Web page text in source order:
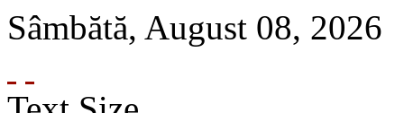
Sâmbătă, August 08, 2026